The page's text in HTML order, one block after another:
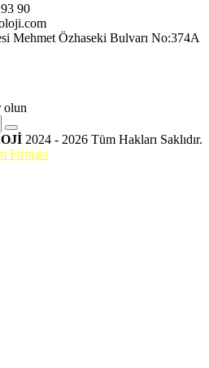
90
Mehmet Özhaseki Bulvarı No:374A
olun
2024 - 2026 Tüm Hakları Saklıdır.